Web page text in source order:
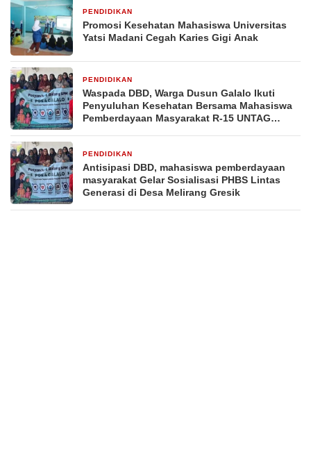
PENDIDIKAN
Promosi Kesehatan Mahasiswa Universitas
Yatsi Madani Cegah Karies Gigi Anak
PENDIDIKAN
Waspada DBD, Warga Dusun Galalo Ikuti
Penyuluhan Kesehatan Bersama Mahasiswa
Pemberdayaan Masyarakat R-15 UNTAG
PENDIDIKAN
Antisipasi DBD, mahasiswa pemberdayaan
masyarakat Gelar Sosialisasi PHBS Lintas
Generasi di Desa Melirang Gresik